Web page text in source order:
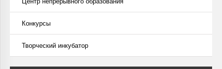
Конкурсы
Творческий инкубатор